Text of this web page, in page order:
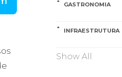
GASTRONOMIA
INFRAESTRUTURA
Show All